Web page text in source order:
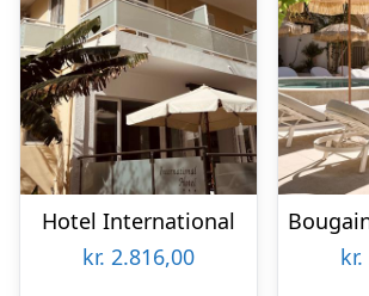
Hotel International
kr. 2.816,00
kr.